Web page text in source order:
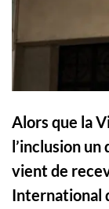
Alors que la
l’inclusion
vient de
International